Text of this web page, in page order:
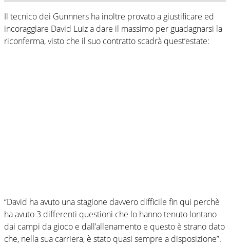
Il tecnico dei Gunnners ha inoltre provato a giustificare ed
incoraggiare David Luiz a dare il massimo per guadagnarsi la
riconferma, visto che il suo contratto scadrà quest’estate:
“David ha avuto una stagione davvero difficile fin qui perchè
ha avuto 3 differenti questioni che lo hanno tenuto lontano
dai campi da gioco e dall’allenamento e questo è strano dato
che, nella sua carriera, è stato quasi sempre a disposizione”.